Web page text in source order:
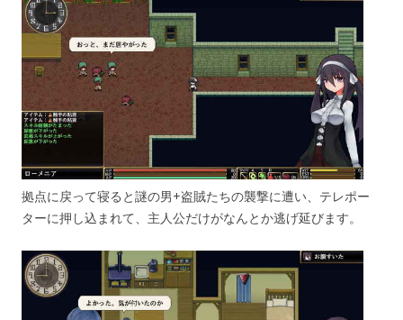
拠点に戻って寝ると謎の男+盗賊たちの襲撃に遭い、テレポー
ターに押し込まれて、主人公だけがなんとか逃げ延びます。